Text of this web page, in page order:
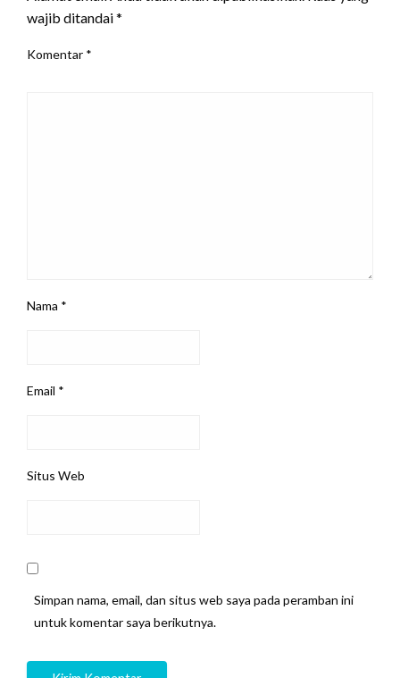
wajib ditandai*
Komentar *
Nama *
Email *
Situs Web
Simpan nama, email, dan situs web saya pada peramban ini
untuk komentar saya berikutnya.